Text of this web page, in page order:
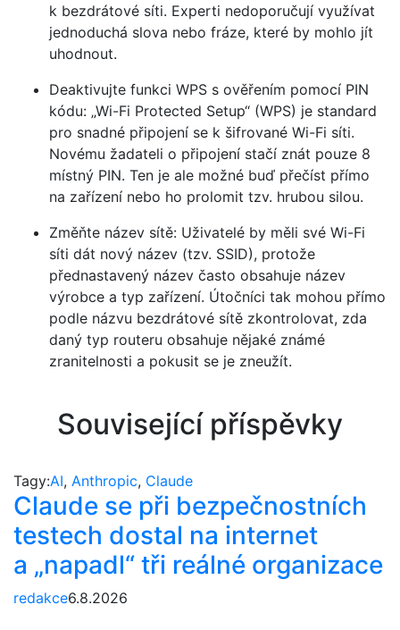
k bezdrátové síti. Experti nedoporučují využívat
jednoduchá slova nebo fráze, které by mohlo jít
uhodnout.
Deaktivujte funkci WPS s ověřením pomocí PIN
kódu: „Wi-Fi Protected Setup“ (WPS) je standard
pro snadné připojení se k šifrované Wi-Fi síti.
Novému žadateli o připojení stačí znát pouze 8
místný PIN. Ten je ale možné buď přečíst přímo
na zařízení nebo ho prolomit tzv. hrubou silou.
Změňte název sítě: Uživatelé by měli své Wi-Fi
síti dát nový název (tzv. SSID), protože
přednastavený název často obsahuje název
výrobce a typ zařízení. Útočníci tak mohou přímo
podle názvu bezdrátové sítě zkontrolovat, zda
daný typ routeru obsahuje nějaké známé
zranitelnosti a pokusit se je zneužít.
Související příspěvky
Tagy:AI, Anthropic, Claude
Claude se při bezpečnostních
testech dostal na internet
a „napadl“ tři reálné organizace
redakce6.8.2026